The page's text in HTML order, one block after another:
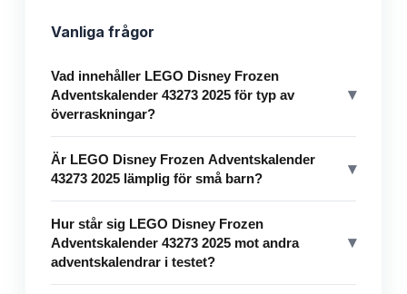
Vanliga frågor
Vad innehåller LEGO Disney Frozen
Adventskalender 43273 2025 för typ av
överraskningar?
▾
Är LEGO Disney Frozen Adventskalender
43273 2025 lämplig för små barn?
▾
Hur står sig LEGO Disney Frozen
Adventskalender 43273 2025 mot andra
adventskalendrar i testet?
▾